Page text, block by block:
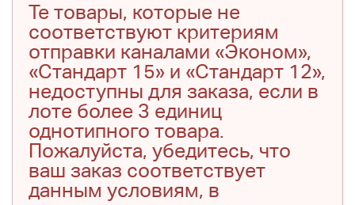
Те товары, которые не
соответствуют критериям
отправки каналами «Эконом»,
«Стандарт 15» и «Стандарт 12»,
недоступны для заказа, если в
лоте более 3 единиц
однотипного товара.
Пожалуйста, убедитесь, что
ваш заказ соответствует
данным условиям, в